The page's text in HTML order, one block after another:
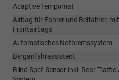
Adaptive Tempomat
Airbag für Fahrer und Beifahrer,
Frontairbags
Automatisches Notbremssystem
Berganfahrassistent
Blind Spot-Sensor inkl. Rear